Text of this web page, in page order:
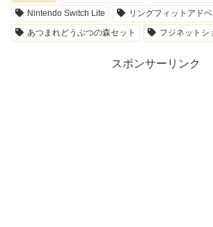
Nintendo Switch Lite
リングフィットアド
あつまれどうぶつの森セット
フジネットシ
スポンサーリンク